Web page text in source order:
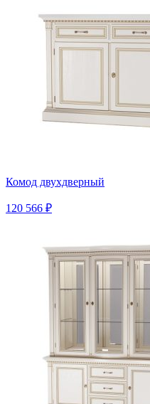
Комод двухдверный
120 566 ₽